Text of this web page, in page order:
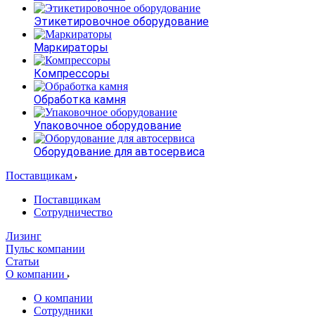
Этикетировочное оборудование
Маркираторы
Компрессоры
Обработка камня
Упаковочное оборудование
Оборудование для автосервиса
Поставщикам
Поставщикам
Сотрудничество
Лизинг
Пульс компании
Статьи
О компании
О компании
Сотрудники